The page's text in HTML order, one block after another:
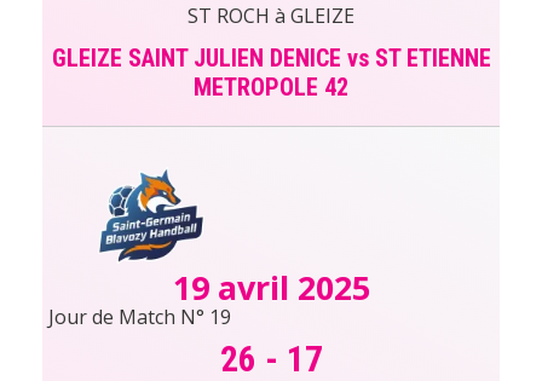
ST ROCH à GLEIZE
GLEIZE SAINT JULIEN DENICE vs ST ETIENNE
METROPOLE 42
19 avril 2025
Jour de Match N° 19
26 - 17